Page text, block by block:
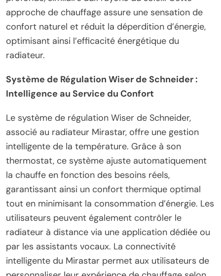
approche de chauffage assure une sensation de
confort naturel et réduit la déperdition d’énergie,
optimisant ainsi l’efficacité énergétique du
radiateur.
Système de Régulation Wiser de Schneider :
Intelligence au Service du Confort
Le système de régulation Wiser de Schneider,
associé au radiateur Mirastar, offre une gestion
intelligente de la température. Grâce à son
thermostat, ce système ajuste automatiquement
la chauffe en fonction des besoins réels,
garantissant ainsi un confort thermique optimal
tout en minimisant la consommation d’énergie. Les
utilisateurs peuvent également contrôler le
radiateur à distance via une application dédiée ou
par les assistants vocaux. La connectivité
intelligente du Mirastar permet aux utilisateurs de